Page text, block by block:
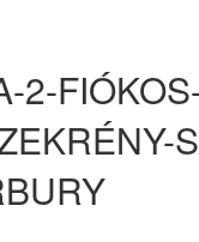
2-